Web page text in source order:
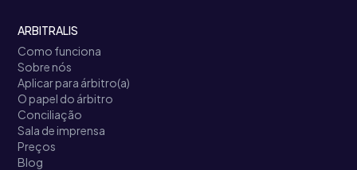
ARBITRALIS
Como funciona
Sobre nós
Aplicar para árbitro(a)
O papel do árbitro
Conciliação
Sala de imprensa
Preços
Blog